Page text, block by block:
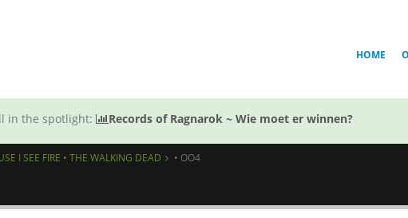
HOME
in the spotlight: Records of Ragnarok ~ Wie moet er winnen?
I SEE FIRE • THE WALKING DEAD • OO4